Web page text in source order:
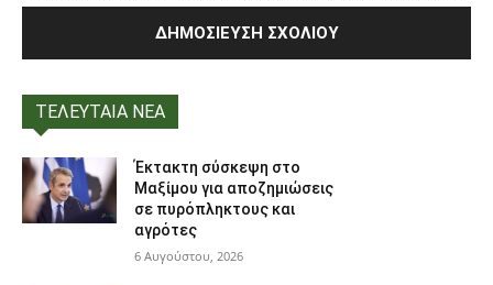
ΤΕΛΕΥΤΑΙΑ ΝΕΑ
Έκτακτη σύσκεψη στο
Μαξίμου για αποζημιώσεις
σε πυρόπληκτους και
αγρότες
6 Αυγούστου, 2026